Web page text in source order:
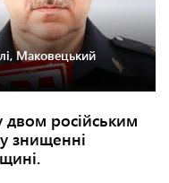
Маковецький
російським
знищенні